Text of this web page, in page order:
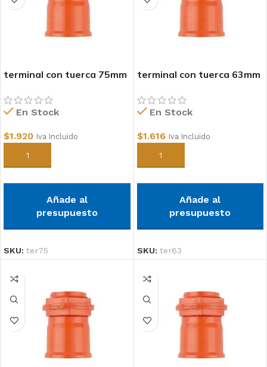
terminal con tuerca 75mm
En Stock
$1.920 Iva Incluido
Añadir al carrito
Añade al
presupuesto
SKU: ter75
terminal con tuerca 63mm
En Stock
$1.616 Iva Incluido
Añadir al carrito
Añade al
presupuesto
SKU: ter63